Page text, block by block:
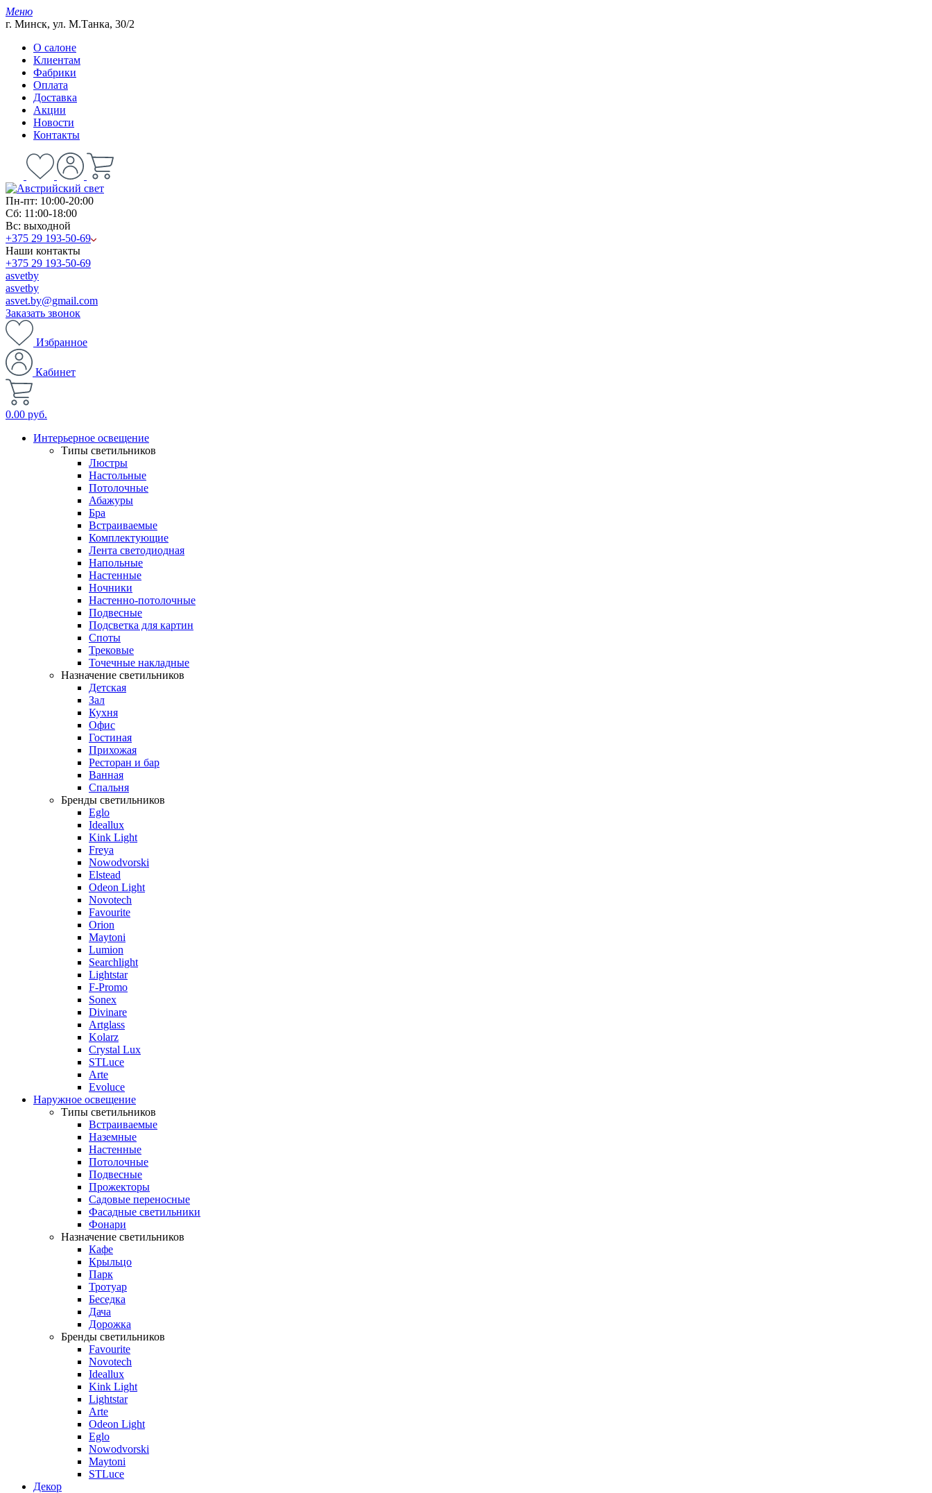
Меню
г. Минск, ул. М.Танка, 30/2
О салоне
Клиентам
Фабрики
Оплата
Доставка
Акции
Новости
Контакты
Пн-пт: 10:00-20:00
Сб: 11:00-18:00
Вс: выходной
+375 29 193-50-69
Наши контакты
+375 29 193-50-69
asvetby
asvetby
asvet.by@gmail.com
Заказать звонок
Избранное
Кабинет
0.00 руб.
Интерьерное освещение
Типы светильников
Люстры
Настольные
Потолочные
Абажуры
Бра
Встраиваемые
Комплектующие
Лента светодиодная
Напольные
Настенные
Ночники
Настенно-потолочные
Подвесные
Подсветка для картин
Споты
Трековые
Точечные накладные
Назначение светильников
Детская
Зал
Кухня
Офис
Гостиная
Прихожая
Ресторан и бар
Ванная
Спальня
Бренды светильников
Eglo
Ideallux
Kink Light
Freya
Nowodvorski
Elstead
Odeon Light
Novotech
Favourite
Orion
Maytoni
Lumion
Searchlight
Lightstar
F-Promo
Sonex
Divinare
Artglass
Kolarz
Crystal Lux
STLuce
Arte
Evoluce
Наружное освещение
Типы светильников
Встраиваемые
Наземные
Настенные
Потолочные
Подвесные
Прожекторы
Садовые переносные
Фасадные светильники
Фонари
Назначение светильников
Кафе
Крыльцо
Парк
Тротуар
Беседка
Дача
Дорожка
Бренды светильников
Favourite
Novotech
Ideallux
Kink Light
Lightstar
Arte
Odeon Light
Eglo
Nowodvorski
Maytoni
STLuce
Декор